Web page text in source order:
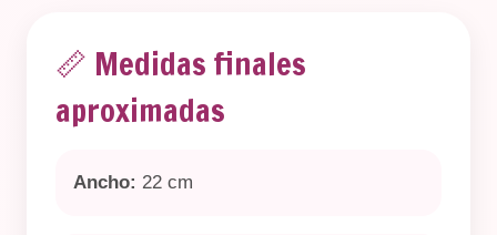
📏 Medidas finales
aproximadas
Ancho: 22 cm